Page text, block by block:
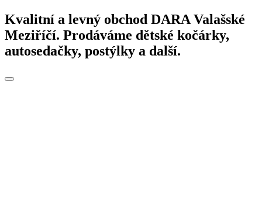
Kvalitní a levný obchod DARA Valašské
Meziříčí. Prodáváme dětské kočárky,
autosedačky, postýlky a další.
Toggle